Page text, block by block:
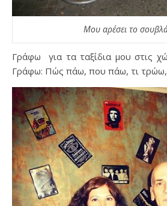
Μου αρέσει το
Γράφω για τα ταξίδια μου στις
Γράφω: Πώς πάω, που πάω, τι τρώω,